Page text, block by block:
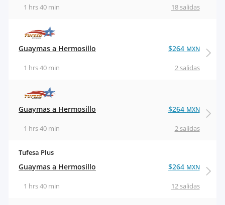
18 salidas
1 hrs 40 min
Guaymas a Hermosillo
2 salidas
1 hrs 40 min
$264 MXN
Guaymas a Hermosillo
2 salidas
1 hrs 40 min
$264 MXN
Tufesa Plus
Guaymas a Hermosillo
12 salidas
1 hrs 40 min
$264 MXN